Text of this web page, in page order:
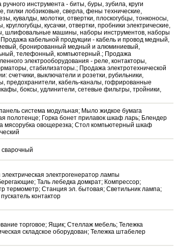
инструмента - биты, буры, зубила, круги
пилки лобзиковые, сверла, фены технические,
кувалды, молотки, отвертки, плоскогубцы, тонконосы,
круглогубцы, кусачки, отвертки, пробники электрические,
шлифовальные машины, наборы инструментов, наборы
кабельной продукции - кабель и провод медный,
бронированный медный и алюминиевый,
телефонный, компьютерный.; Продажа
электрооборудования - реле, контакторы,
стабилизаторы.; Продажа электротехнической
счетчики, выключатели и розетки, рубильники,
предохранители, кабель-каналы, гофрированные
боксы, удлинители, сетевые фильтры, тройники,
система модульная; Мыло жидкое бумага
полотенце; Горка бонет прилавок шкаф ларь; Блендер
мясорубка овощерезка; Стол компьютерный шкаф
электрогенератор лампы
Таль лебедка домкрат; Компрессор;
термометр; Станция эл. бытовая; Светильник лампа;
контактор
торговое; Ящик; Стеллаж мебель; Тележка
складское оборудован; Тележка штабелер